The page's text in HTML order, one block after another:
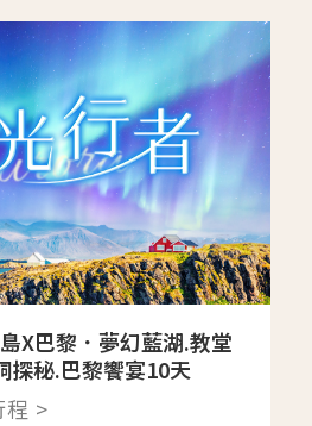
X巴黎．夢幻藍湖.教堂
探秘.巴黎饗宴10天
程 >